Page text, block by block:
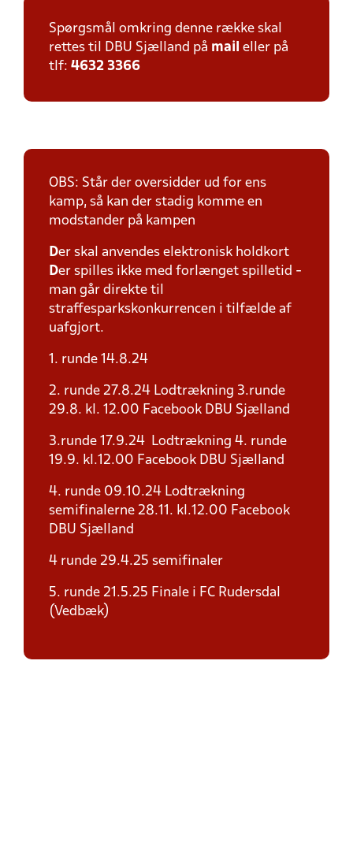
Spørgsmål omkring denne række skal
rettes til DBU Sjælland på mail eller på
tlf: 4632 3366
OBS: Står der oversidder ud for ens
kamp, så kan der stadig komme en
modstander på kampen
Der skal anvendes elektronisk holdkort
Der spilles ikke med forlænget spilletid -
man går direkte til
straffesparkskonkurrencen i tilfælde af
uafgjort.
1. runde 14.8.24
2. runde 27.8.24 Lodtrækning 3.runde
29.8. kl. 12.00 Facebook DBU Sjælland
3.runde 17.9.24 Lodtrækning 4. runde
19.9. kl.12.00 Facebook DBU Sjælland
4. runde 09.10.24 Lodtrækning
semifinalerne 28.11. kl.12.00 Facebook
DBU Sjælland
4 runde 29.4.25 semifinaler
5. runde 21.5.25 Finale i FC Rudersdal
(Vedbæk)